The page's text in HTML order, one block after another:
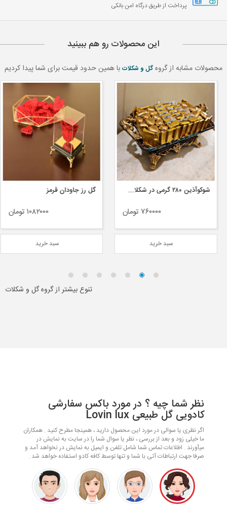
پرداخت از طریق درگاه امن بانکی
این محصولات رو هم ببینید
محصولات مشابه از گروه گل و شکلات با همین حدود قیمت برای شما پیدا کردیم
شوکوآذین ۲۸۰ گرمی در شکلات خوری فیروزه ای مستطیلی
۷۶۰۰۰۰ تومان
سبد خرید
گل رز جاودان قرمز
۱۰۸۲۰۰۰ تومان
سبد خرید
تنوع بیشتر از گروه گل و شکلات
نظر شما چیه ؟ در مورد باکس سفارشی
کادویی گل طبیعی Lovin lux
اگر نظری یا سوالی در مورد این محصول دارید ، همینجا مطرح کنید . همکاران
ما خیلی زود و بعد از بررسی ، نظر یا سوال شما را در سایت به نمایش در
میآورند . اطلاعات تماس شما شامل تلفن و ایمیل به نمایش در نخواهد آمد و
صرفا جهت ارتباطات آتی با شما و تنها توسط کافه کادو استفاده خواهد شد .